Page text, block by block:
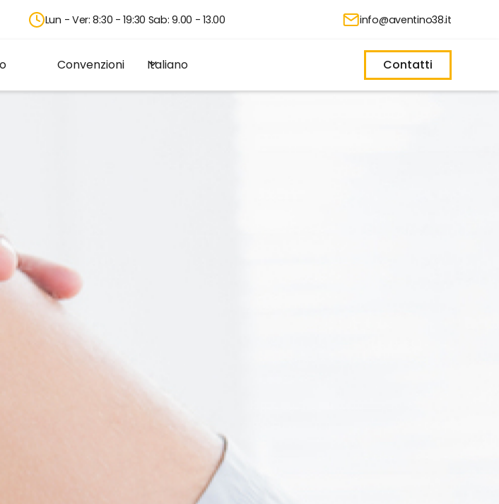
Lun - Ver: 8:30 - 19:30 Sab: 9.00 - 13.00 info@aventino38.it
Convenzioni Italiano Contatti